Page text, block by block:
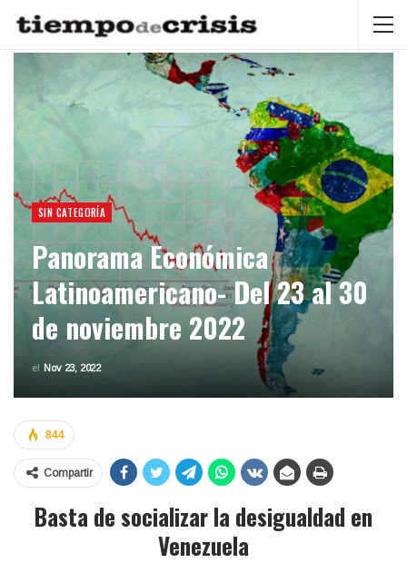
SIN CATEGORÍA
Panorama Económica
Latinoamericano- Del 23 al 30
de noviembre 2022
el Nov 23, 2022
844
Compartir
Basta de socializar la desigualdad en
Venezuela